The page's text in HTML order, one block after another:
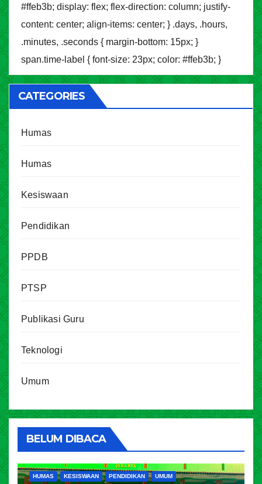
#ffeb3b; display: flex; flex-direction: column; justify-
content: center; align-items: center; } .days, .hours,
.minutes, .seconds { margin-bottom: 15px; }
span.time-label { font-size: 23px; color: #ffeb3b; }
CATEGORIES
Humas
Humas
Kesiswaan
Pendidikan
PPDB
PTSP
Publikasi Guru
Teknologi
Umum
BELUM DIBACA
HUMAS KESISWAAN PENDIDIKAN UMUM